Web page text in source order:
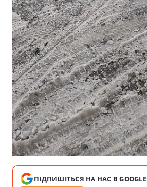
ПІДПИШІТЬСЯ НА НАС В GOOGLE